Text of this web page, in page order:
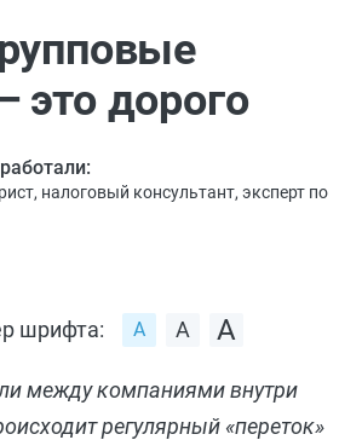
это дорого
налоговый консультант, эксперт по
шрифта:
между компаниями внутри
регулярный «переток»